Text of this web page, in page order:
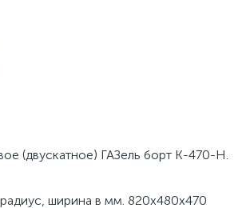
(двускатное) ГАЗель борт К-470-Н.
ширина в мм. 820х480х470